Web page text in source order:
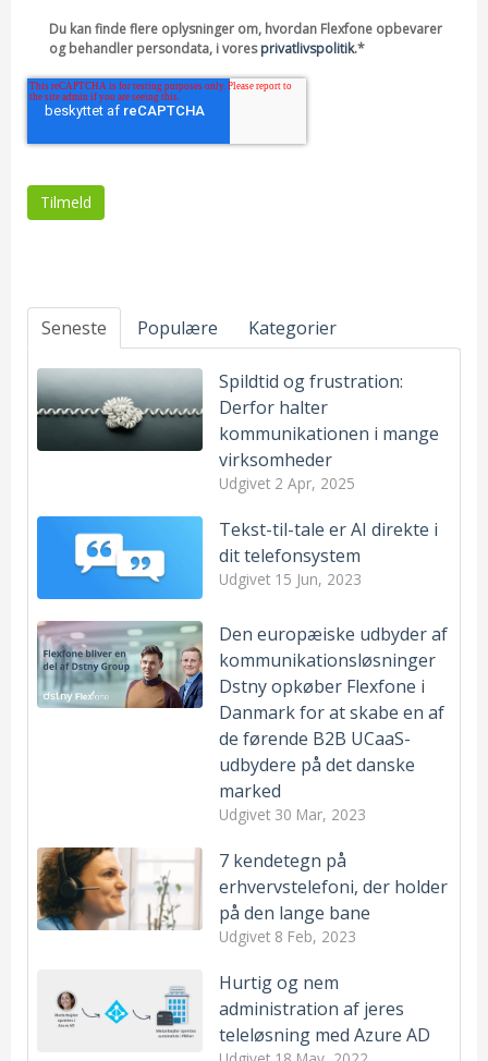
Du kan finde flere oplysninger om, hvordan Flexfone opbevarer
og behandler persondata, i voresprivatlivspolitik.*
Seneste Populære Kategorier
Spildtid og frustration:
Derfor halter
kommunikationen i mange
virksomheder
Udgivet 2 Apr, 2025
Tekst-til-tale er AI direkte i
dit telefonsystem
Udgivet 15 Jun, 2023
Den europæiske udbyder af
kommunikationsløsninger
Dstny opkøber Flexfone i
Danmark for at skabe en af
de førende B2B UCaaS-
udbydere på det danske
marked
Udgivet 30 Mar, 2023
7 kendetegn på
erhvervstelefoni, der holder
på den lange bane
Udgivet 8 Feb, 2023
Hurtig og nem
administration af jeres
teleløsning med Azure AD